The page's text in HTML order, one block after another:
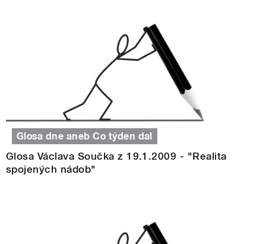
Glosa dne aneb Co týden dal
Glosa Václava Součka z 19.1.2009 - "Realita
spojených nádob"